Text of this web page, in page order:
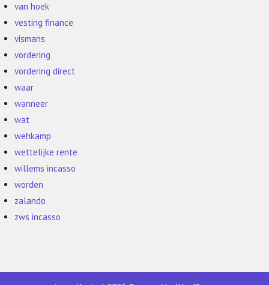
van hoek
vesting finance
vismans
vordering
vordering direct
waar
wanneer
wat
wehkamp
wettelijke rente
willems incasso
worden
zalando
zws incasso